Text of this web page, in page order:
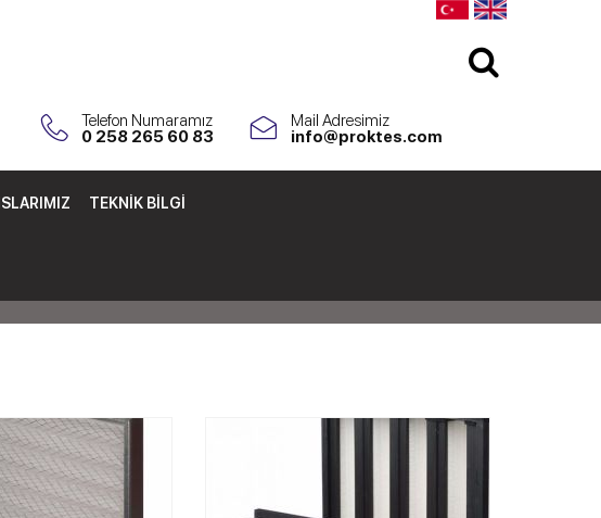
Telefon Numaramız
0 258 265 60 83
Mail Adresimiz
info@proktes.com
TEKNIK BILGI